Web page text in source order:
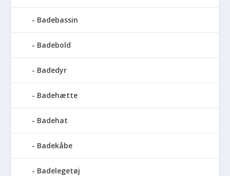
Badebassin
Badebold
Badedyr
Badehætte
Badehat
Badekåbe
Badelegetøj